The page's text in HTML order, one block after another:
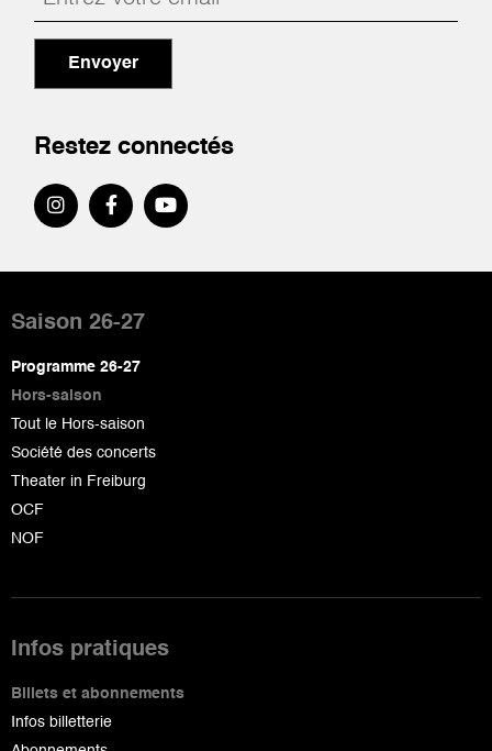
Envoyer
Restez connectés
de
page
Saison 26-27
Programme 26-27
Hors-saison
Tout le Hors-saison
Société des concerts
Theater in Freiburg
OCF
NOF
Infos pratiques
Billets et abonnements
Infos billetterie